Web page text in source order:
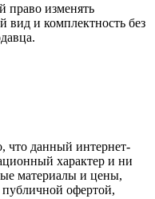
право изменять
вид и комплектность без
что данный интернет-
характер и ни
материалы и цены,
офертой,